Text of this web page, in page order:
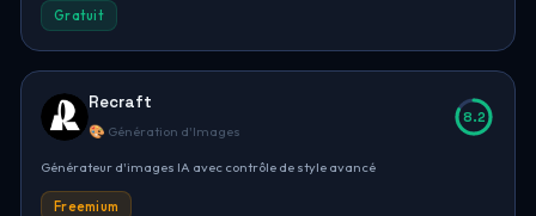
Gratuit
Recraft
🎨 Génération d'Images
8.2
Générateur d'images IA avec contrôle de style avancé
Freemium